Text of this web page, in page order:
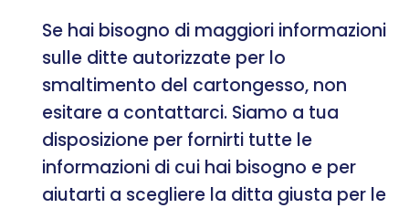
Se hai bisogno di maggiori informazioni
sulle ditte autorizzate per lo
smaltimento del cartongesso, non
esitare a contattarci. Siamo a tua
disposizione per fornirti tutte le
informazioni di cui hai bisogno e per
aiutarti a scegliere la ditta giusta per le